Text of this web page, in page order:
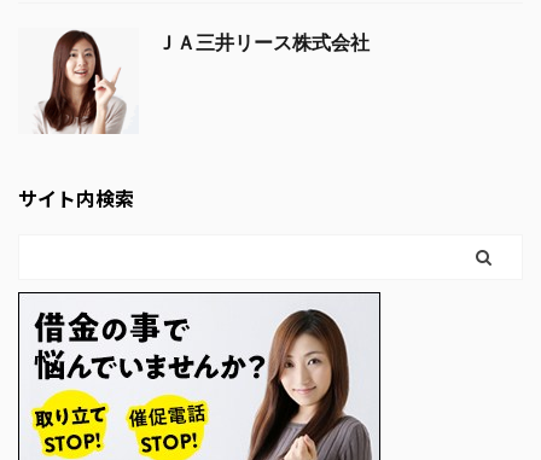
ＪＡ三井リース株式会社
サイト内検索